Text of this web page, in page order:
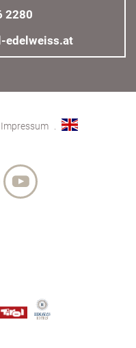
2280
edelweiss.at
Impressum